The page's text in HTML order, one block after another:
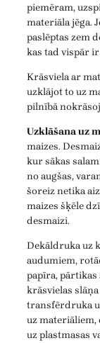
piemēram,
materiāla jēga.
paslēptas zem
kas tad vispār
Krāsviela ar
uzklājot to uz
pilnībā
Uzklāšana uz
maizes.
kur sākas
no augšas,
šoreiz netika
maizes šķēle
desmaizi.
Dekāldruka uz
audumiem,
papīra,
krāsvielas
transfērdruka
uz materiāliem,
uz plastmasas